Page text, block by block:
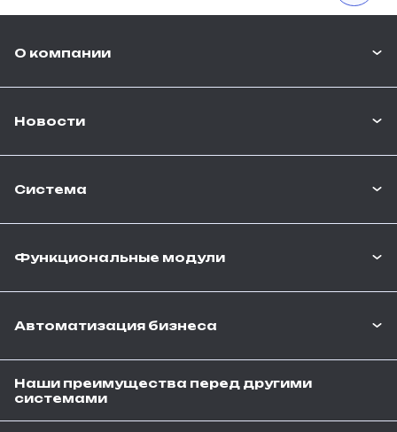
О компании
Новости
Система
Функциональные модули
Автоматизация бизнеса
Наши преимущества перед другими
системами